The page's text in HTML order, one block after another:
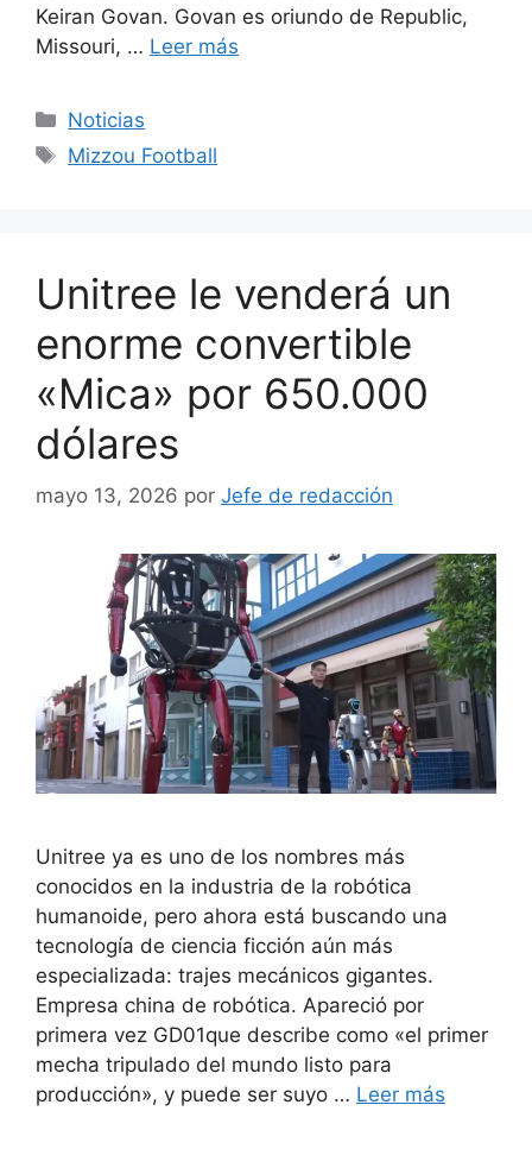
Keiran Govan. Govan es oriundo de Republic,
Missouri, … Leer más
Categorías
Noticias
Etiquetas
Mizzou Football
Unitree le venderá un
enorme convertible
«Mica» por 650.000
dólares
mayo 13, 2026 por Jefe de redacción
Unitree ya es uno de los nombres más
conocidos en la industria de la robótica
humanoide, pero ahora está buscando una
tecnología de ciencia ficción aún más
especializada: trajes mecánicos gigantes.
Empresa china de robótica. Apareció por
primera vez GD01que describe como «el primer
mecha tripulado del mundo listo para
producción», y puede ser suyo … Leer más